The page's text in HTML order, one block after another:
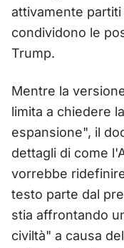
attivamente
condividono le
Trump.
Mentre la
limita a chiedere
espansione", il
dettagli di come
vorrebbe
testo parte dal
stia affrontando
civiltà" a causa